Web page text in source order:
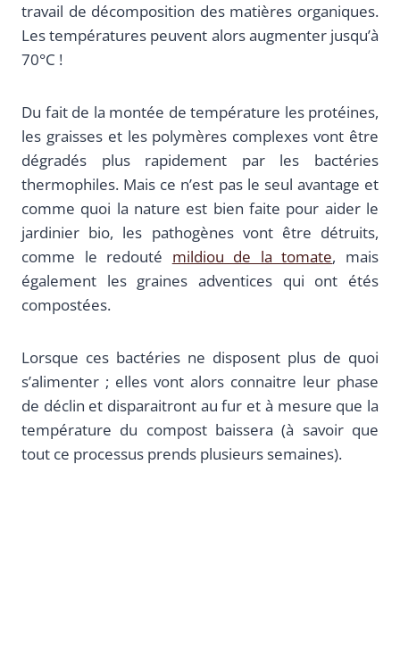
travail de décomposition des matières organiques.
Les températures peuvent alors augmenter jusqu’à
70°C !
Du fait de la montée de température les protéines,
les graisses et les polymères complexes vont être
dégradés plus rapidement par les bactéries
thermophiles. Mais ce n’est pas le seul avantage et
comme quoi la nature est bien faite pour aider le
jardinier bio, les pathogènes vont être détruits,
comme le redouté mildiou de la tomate, mais
également les graines adventices qui ont étés
compostées.
Lorsque ces bactéries ne disposent plus de quoi
s’alimenter ; elles vont alors connaitre leur phase
de déclin et disparaitront au fur et à mesure que la
température du compost baissera (à savoir que
tout ce processus prends plusieurs semaines).